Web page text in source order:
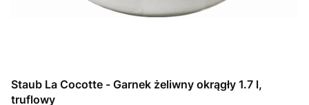
Staub La Cocotte - Garnek żeliwny okrągły 1.7 l,
truflowy